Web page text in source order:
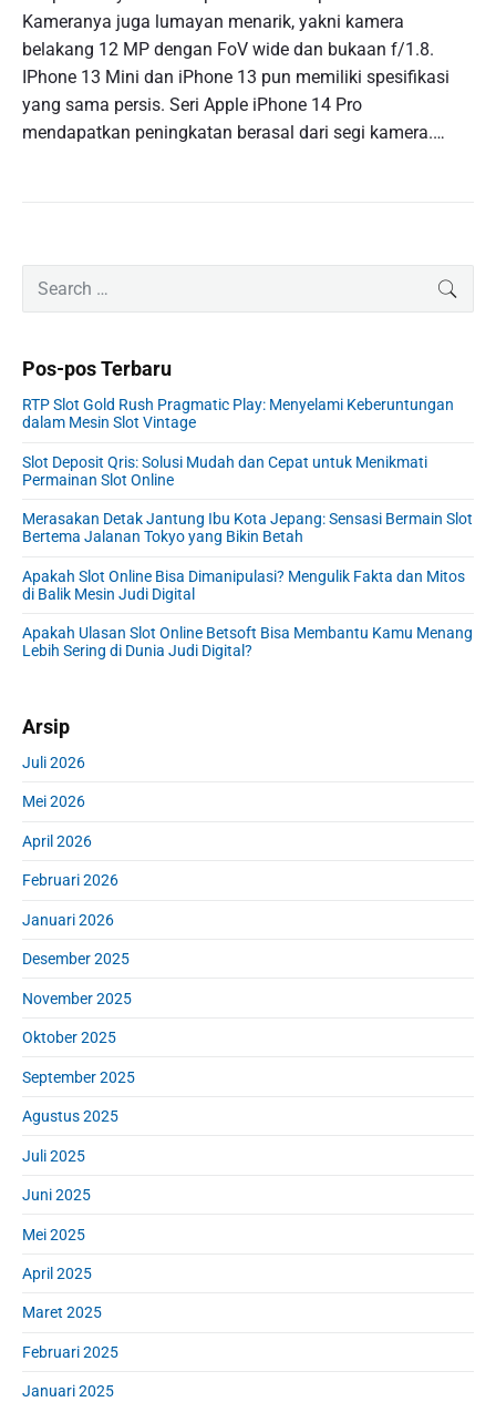
Kameranya juga lumayan menarik, yakni kamera
belakang 12 MP dengan FoV wide dan bukaan f/1.8.
IPhone 13 Mini dan iPhone 13 pun memiliki spesifikasi
yang sama persis. Seri Apple iPhone 14 Pro
mendapatkan peningkatan berasal dari segi kamera.…
a
y
i
d
e
b
r
c
h
f
r
Pos-pos Terbaru
RTP Slot Gold Rush Pragmatic Play: Menyelami Keberuntungan
dalam Mesin Slot Vintage
Slot Deposit Qris: Solusi Mudah dan Cepat untuk Menikmati
Permainan Slot Online
Merasakan Detak Jantung Ibu Kota Jepang: Sensasi Bermain Slot
Bertema Jalanan Tokyo yang Bikin Betah
Apakah Slot Online Bisa Dimanipulasi? Mengulik Fakta dan Mitos
di Balik Mesin Judi Digital
Apakah Ulasan Slot Online Betsoft Bisa Membantu Kamu Menang
Lebih Sering di Dunia Judi Digital?
Arsip
Juli 2026
Mei 2026
April 2026
Februari 2026
Januari 2026
Desember 2025
November 2025
Oktober 2025
September 2025
Agustus 2025
Juli 2025
Juni 2025
Mei 2025
April 2025
Maret 2025
Februari 2025
Januari 2025